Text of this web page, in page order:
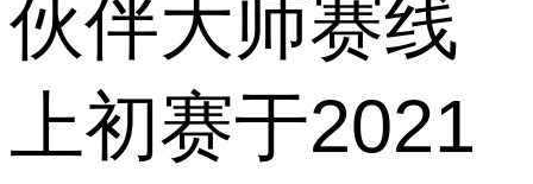
伙伴大师赛线
上初赛于2021